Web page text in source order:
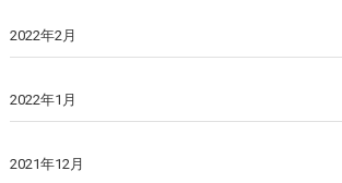
2022年2月
2022年1月
2021年12月